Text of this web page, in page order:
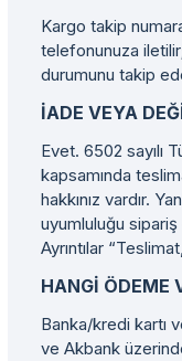
Kargo takip
telefonunuza
durumunu takip
İADE VEYA
Evet. 6502 sayılı
kapsamında
hakkınız vardır.
uyumluluğu sipariş
Ayrıntılar
HANGI ÖDEME
Banka/kredi kartı
ve Akbank